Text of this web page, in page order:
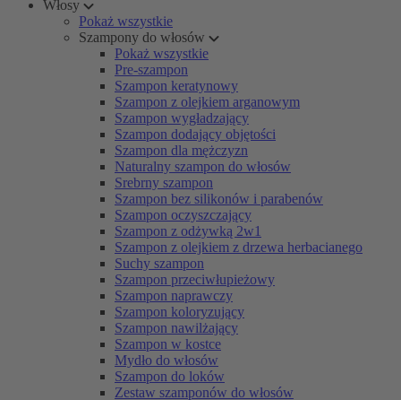
Włosy
Pokaż wszystkie
Szampony do włosów
Pokaż wszystkie
Pre-szampon
Szampon keratynowy
Szampon z olejkiem arganowym
Szampon wygładzający
Szampon dodający objętości
Szampon dla mężczyzn
Naturalny szampon do włosów
Srebrny szampon
Szampon bez silikonów i parabenów
Szampon oczyszczający
Szampon z odżywką 2w1
Szampon z olejkiem z drzewa herbacianego
Suchy szampon
Szampon przeciwłupieżowy
Szampon naprawczy
Szampon koloryzujący
Szampon nawilżający
Szampon w kostce
Mydło do włosów
Szampon do loków
Zestaw szamponów do włosów